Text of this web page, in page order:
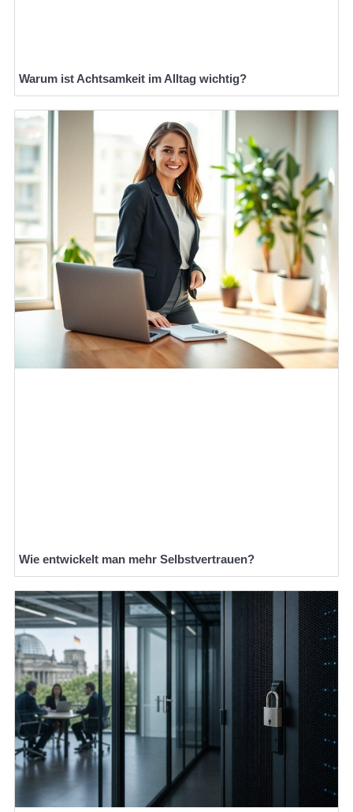
Warum ist Achtsamkeit im Alltag wichtig?
Wie entwickelt man mehr Selbstvertrauen?